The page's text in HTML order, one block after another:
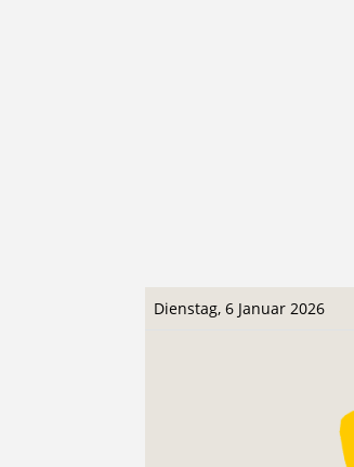
Dienstag, 6 Januar 2026